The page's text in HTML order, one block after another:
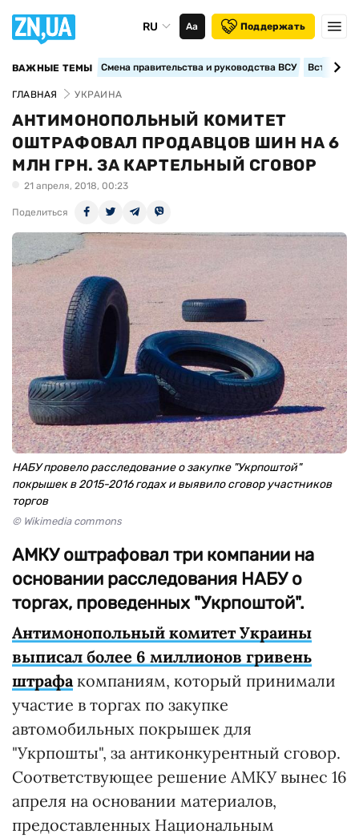
RU Аа Поддержать
ВАЖНЫЕ ТЕМЫ Смена правительства и руководства ВСУ
ГЛАВНАЯ УКРАИНА
АНТИМОНОПОЛЬНЫЙ КОМИТЕТ
ОШТРАФОВАЛ ПРОДАВЦОВ ШИН НА 6
МЛН ГРН. ЗА КАРТЕЛЬНЫЙ СГОВОР
21 апреля, 2018, 00:23
Поделиться
НАБУ провело расследование о закупке "Укрпоштой"
покрышек в 2015-2016 годах и выявило сговор участников
торгов
© Wikimedia commons
АМКУ оштрафовал три компании на
основании расследования НАБУ о
торгах, проведенных "Укрпоштой".
Антимонопольный комитет Украины
выписал более 6 миллионов гривень
штрафакомпаниям, который принимали
участие в торгах по закупке
автомобильных покрышек для
"Укрпошты", за антиконкурентный сговор.
Соответствующее решение АМКУ вынес 16
апреля на основании материалов,
предоставленных Национальным